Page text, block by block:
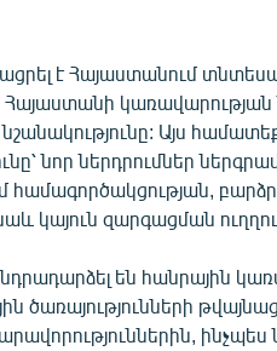
է Հայաստանում
Հայաստանի
Այս
նոր ներդրումներ
համագործակցության,
կայուն զարգացման
են հանրային
ծառայությունների
ինչպես